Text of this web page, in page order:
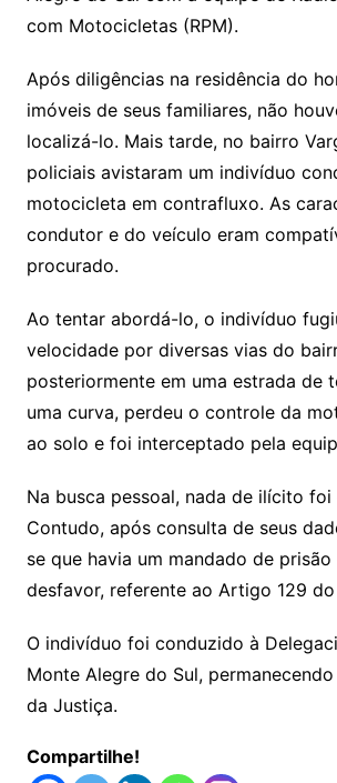
com Motocicletas (RPM).
Após diligências na residência do
imóveis de seus familiares, não
localizá-lo. Mais tarde, no bairro
policiais avistaram um indivíduo
motocicleta em contrafluxo. As
condutor e do veículo eram
procurado.
Ao tentar abordá-lo, o indivíduo
velocidade por diversas vias do
posteriormente em uma estrada de
uma curva, perdeu o controle da
ao solo e foi interceptado pela
Na busca pessoal, nada de ilícito
Contudo, após consulta de seus
se que havia um mandado de prisão
desfavor, referente ao Artigo 129
O indivíduo foi conduzido à
Monte Alegre do Sul,
da Justiça.
Compartilhe!